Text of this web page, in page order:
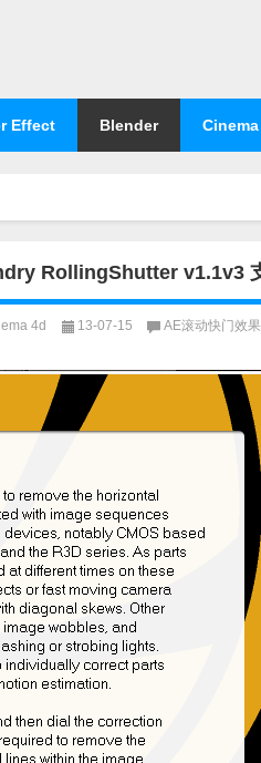
Effect Blender
RollingShutter v1.1v3
4d 13-07-15 AE滚动快门效